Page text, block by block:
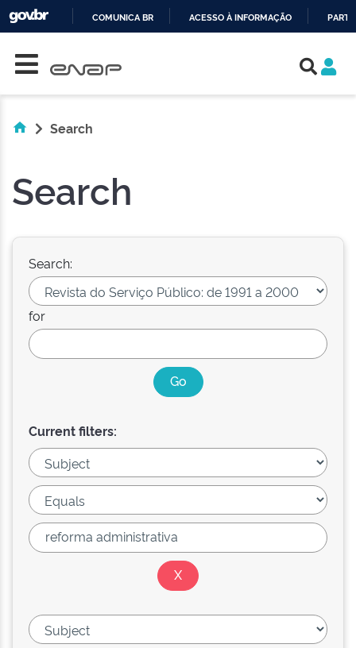
COMUNICA BR ACESSO À INFORMAÇÃO
Search
Search
Search:
for
Current filters: